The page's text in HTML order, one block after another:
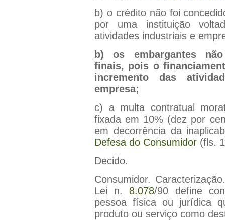
b) o crédito não foi
por uma instituição
atividades industriais e
b) os embargantes
finais, pois o
incremento das
empresa;
c) a multa contratual
fixada em 10% (dez por
em decorrência da
Defesa do Consumidor (fls.
Decido.
Consumidor.
Lei n.
8.078/90 define
pessoa física ou jurídica
produto ou serviço como